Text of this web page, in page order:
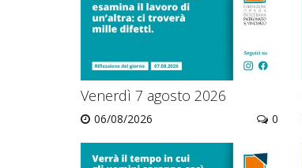
Venerdì 7 agosto 2026
06/08/2026 0